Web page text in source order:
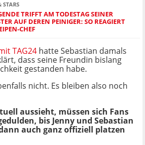
STARS
TRIFFT AM TODESTAG SEINER
AUF DEREN PEINIGER: SO REAGIERT
CHEF
TAG24 hatte Sebastian damals
dass seine Freundin bislang
gestanden habe.
nicht. Es bleiben also noch
aussieht, müssen sich Fans
bis Jenny und Sebastian
auch ganz offiziell platzen